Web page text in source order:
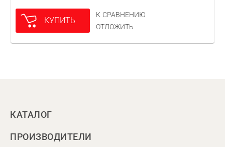
КУПИТЬ
К СРАВНЕНИЮ
ОТЛОЖИТЬ
КАТАЛОГ
ПРОИЗВОДИТЕЛИ